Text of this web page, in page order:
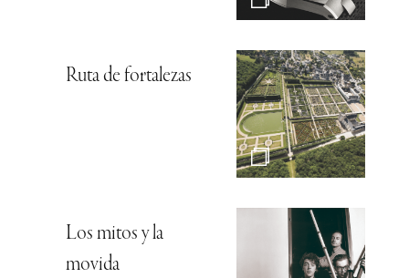
Ruta de fortalezas
Los mitos y la
movida